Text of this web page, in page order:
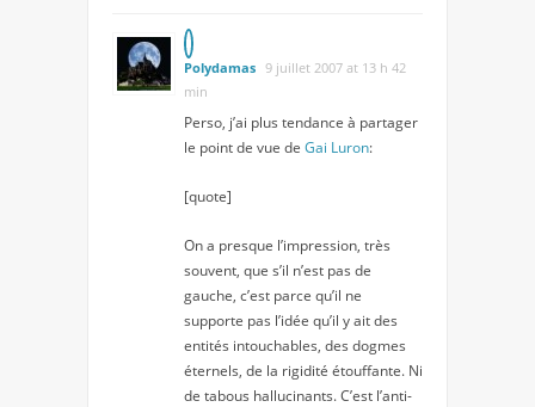
Polydamas 9 juillet 2007 at 13 h 42
min
Perso, j’ai plus tendance à partager
le point de vue de Gai Luron:
[quote]
On a presque l’impression, très
souvent, que s’il n’est pas de
gauche, c’est parce qu’il ne
supporte pas l’idée qu’il y ait des
entités intouchables, des dogmes
éternels, de la rigidité étouffante. Ni
de tabous hallucinants. C’est l’anti-